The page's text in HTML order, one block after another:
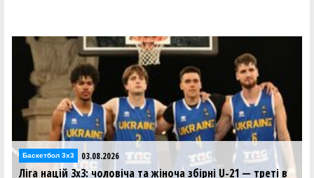
Баскетбол 3х3 03.08.2026
Ліга націй 3х3: чоловіча та жіноча збірні U-21 — треті в